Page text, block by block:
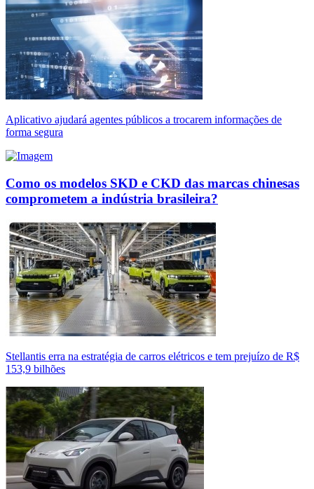
Aplicativo ajudará agentes públicos a trocarem informações de
forma segura
Como os modelos SKD e CKD das marcas chinesas
comprometem a indústria brasileira?
Stellantis erra na estratégia de carros elétricos e tem prejuízo de R$
153,9 bilhões